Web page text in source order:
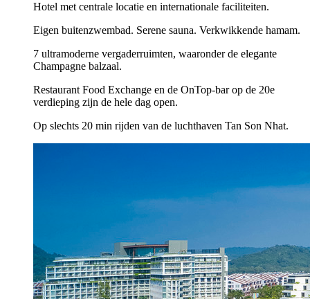
Hotel met centrale locatie en internationale faciliteiten.
Eigen buitenzwembad. Serene sauna. Verkwikkende hamam.
7 ultramoderne vergaderruimten, waaronder de elegante
Champagne balzaal.
Restaurant Food Exchange en de OnTop-bar op de 20e
verdieping zijn de hele dag open.
Op slechts 20 min rijden van de luchthaven Tan Son Nhat.